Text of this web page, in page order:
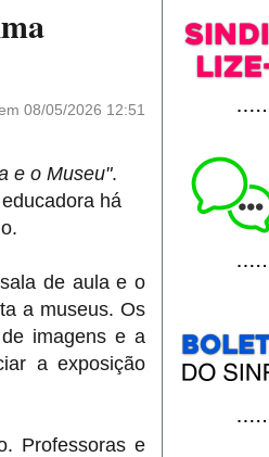
08/05/2026 12:51
e o Museu".
há
de aula e o
a museus. Os
imagens e a
a exposição
Professoras e